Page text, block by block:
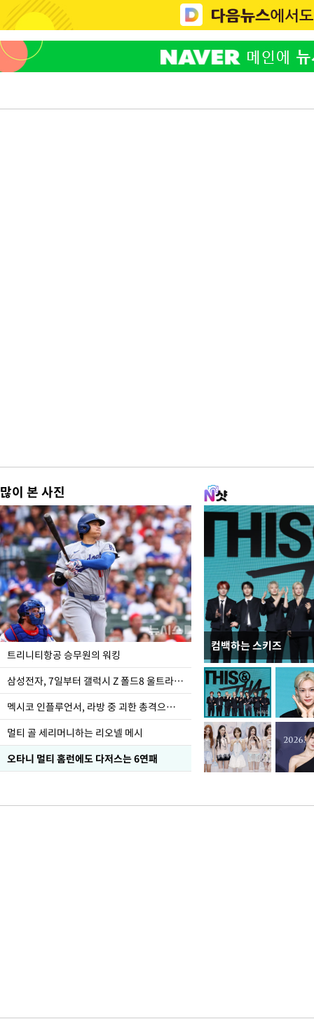
많이 본 사진
트리니티항공 승무원의 워킹
삼성전자, 7일부터 갤럭시 Z 폴드8 울트라·폴드8·플립8 출시
멕시코 인플루언서, 라방 중 괴한 총격으로 사망
멀티 골 세리머니하는 리오넬 메시
오타니 멀티 홈런에도 다저스는 6연패
컴백하는 스키즈
입추 하루 앞둔 전남
폭염